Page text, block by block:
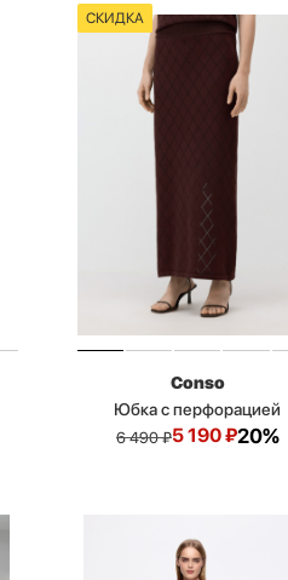
СКИДКА
Conso
Юбка с перфорацией
6 490₽5 190₽20%